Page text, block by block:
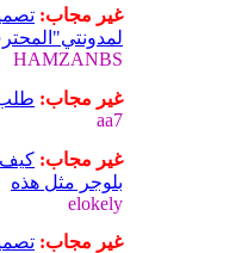
غير مجاب:
HAMZANBS
غير مجاب: طلب
aa7
غير مجاب:
بلوجر مثل هذه
elokely
غير مجاب: